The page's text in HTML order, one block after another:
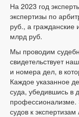
На 2023 год
экспертизы по
руб., а гражданские
млрд руб.
Мы проводим
свидетельствует
и номера дел, в
Каждое указанное
суда, убедившись в
профессионализме.
судов к